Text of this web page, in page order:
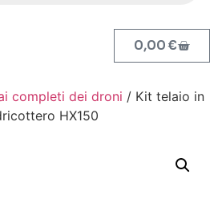
0,00€
completi dei droni / Kit telaio in
HX150